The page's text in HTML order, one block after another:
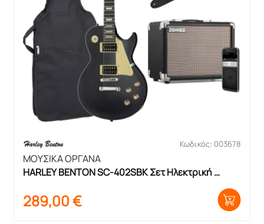
Κωδικός: 003678
ΜΟΥΣΙΚΑ ΟΡΓΑΝΑ
HARLEY BENTON SC-402SBK Σετ Ηλεκτρική
289,00€